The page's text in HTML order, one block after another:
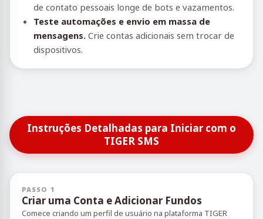
de contato pessoais longe de bots e vazamentos.
Teste automações e envio em massa de
mensagens. Crie contas adicionais sem trocar de
dispositivos.
Instruções Detalhadas para Iniciar com o
TIGER SMS
PASSO 1
Criar uma Conta e Adicionar Fundos
Comece criando um perfil de usuário na plataforma TIGER